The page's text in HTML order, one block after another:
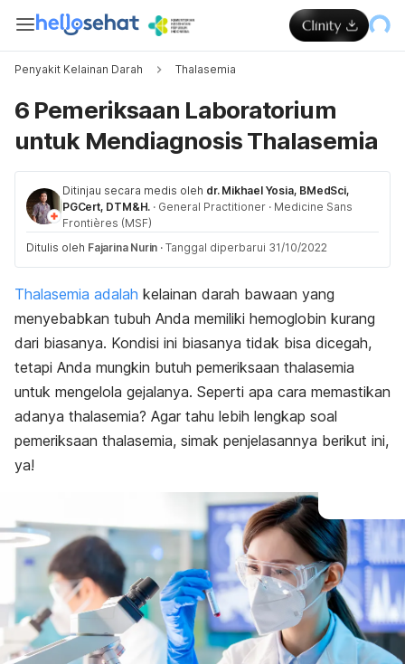
Penyakit Kelainan Darah Thalasemia
6 Pemeriksaan Laboratorium
untuk Mendiagnosis Thalasemia
Ditinjau secara medis oleh dr. Mikhael Yosia, BMedSci,
PGCert, DTM&H. · General Practitioner · Medicine Sans
Frontières (MSF)
Ditulis oleh Fajarina Nurin · Tanggal diperbarui 31/10/2022
Thalasemia adalah kelainan darah bawaan yang
menyebabkan tubuh Anda memiliki hemoglobin kurang
dari biasanya. Kondisi ini biasanya tidak bisa dicegah,
tetapi Anda mungkin butuh pemeriksaan thalasemia
untuk mengelola gejalanya. Seperti apa cara memastikan
adanya thalasemia? Agar tahu lebih lengkap soal
pemeriksaan thalasemia, simak penjelasannya berikut ini,
ya!